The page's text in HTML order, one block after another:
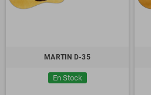
MARTIN D-35
En Stock